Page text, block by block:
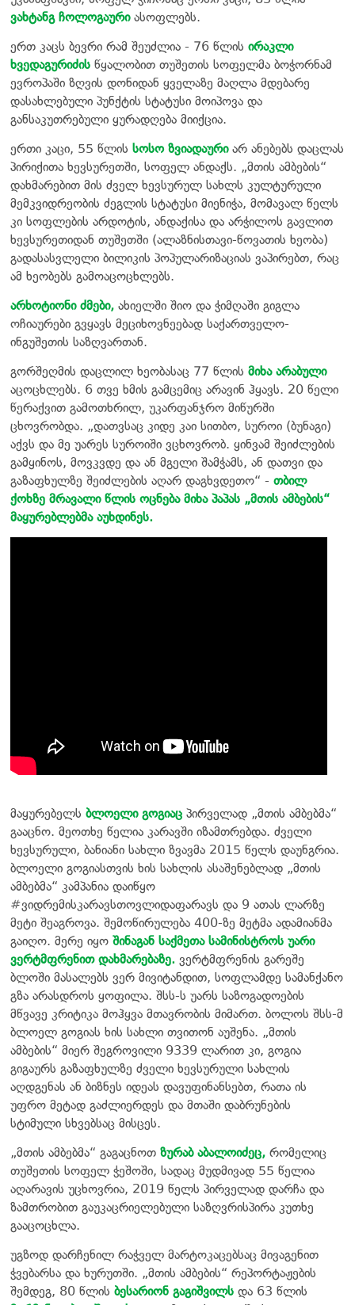
ვახტანგ ჩოლოგაურიასოფლებს.
ერთ კაცს ბევრი რამ შეუძლია - 76 წლის ირაკლი
ხვედაგურიძის წყალობით თუშეთის სოფელმა ბოჭორნამ
ევროპაში ზღვის დონიდან ყველაზე მაღლა მდებარე
დასახლებული პუნქტის სტატუსი მოიპოვა და
განსაკუთრებული ყურადღება მიიქცია.
ერთი კაცი, 55 წლის სოსო ზვიადაურიარ ანებებს დაცლას
პირიქითა ხევსურეთში, სოფელ ანდაქს. „მთის ამბების“
დახმარებით მის ძველ ხევსურულ სახლს კულტურული
მემკვიდრეობის ძეგლის სტატუსი მიენიჭა, მომავალ წელს
კი სოფლების არდოტის, ანდაქისა და არჭილოს გავლით
ხევსურეთიდან თუშეთში (ალაზნისთავი-წოვათის ხეობა)
გადასასვლელი ბილიკის პოპულარიზაციას ვაპირებთ, რაც
ამ ხეობებს გამოაცოცხლებს.
არხოტიონი ძმები, ახიელში შიო და ჭიმღაში გიგლა
ოჩიაურები გვყავს მეციხოვნეებად საქართველო-
ინგუშეთის საზღვართან.
გორშეღმის დაცლილ ხეობასაც 77 წლის მიხა არაბული
აცოცხლებს. 6 თვე ხმის გამცემიც არავინ ჰყავს. 20 წელი
წერაქვით გამოთხრილ, უკარფანჯრო მიწურში
ცხოვრობდა. „დათვსაც კიდე კაი სითბო, სუროი (ბუნაგი)
აქვს და მე უარეს სუროიში ვცხოვრობ. ყინვამ შეიძლების
გამყინოს, მოვკვდე და ან მგელი შამჭამს, ან დათვი და
გაზაფხულზე შეიძლების აღარ დაგხვდეთო“ - თბილ
ქოხზე მრავალი წლის ოცნება მიხა პაპას „მთის ამბების“
მაყურებლებმა აუხდინეს.
მაყურებელს ბლოელი გოგიაც პირველად „მთის ამბებმა“
გააცნო. მეოთხე წელია კარავში იზამთრებდა. ძველი
ხევსურული, ბანიანი სახლი ზვავმა 2015 წელს დაუნგრია.
ბლოელი გოგიასთვის ხის სახლის ასაშენებლად „მთის
ამბებმა“ კამპანია დაიწყო
#ვიდრემისკარავსთოვლიდაფარავს და 9 ათას ლარზე
მეტი შეაგროვა. შემოწირულება 400-ზე მეტმა ადამიანმა
გაიღო. მერე იყო შინაგან საქმეთა სამინისტროს უარი
ვერტმფრენით დახმარებაზე. ვერტმფრენის გარეშე
ბლოში მასალებს ვერ მივიტანდით, სოფლამდე სამანქანო
გზა არასდროს ყოფილა. შსს-ს უარს საზოგადოების
მწვავე კრიტიკა მოჰყვა მთავრობის მიმართ. ბოლოს შსს-მ
ბლოელ გოგიას ხის სახლი თვითონ აუშენა. „მთის
ამბების“ მიერ შეგროვილი 9339 ლარით კი, გოგია
გიგაურს გაზაფხულზე ძველი ხევსურული სახლის
აღდგენას ან ბიზნეს იდეას დავუფინანსებთ, რათა ის
უფრო მეტად გაძლიერდეს და მთაში დაბრუნების
სტიმული სხვებსაც მისცეს.
„მთის ამბებმა“ გაგაცნოთ ზურაბ აბალოიძეც, რომელიც
თუშეთის სოფელ ჭეშოში, სადაც მუდმივად 55 წელია
აღარავის უცხოვრია, 2019 წელს პირველად დარჩა და
ზამთრობით გაუკაცრიელებული საზღვრისპირა კუთხე
გააცოცხლა.
უგზოდ დარჩენილ რაჭველ მარტოკაცებსაც მივაგენით
ჭვებარსა და ხურუთში. „მთის ამბების“ რეპორტაჟების
შემდეგ, 80 წლის ბესარიონ გაგიშვილს და 63 წლის